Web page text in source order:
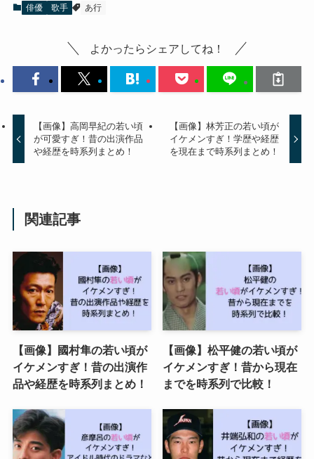
俳優 歌手 あ行
よかったらシェアしてね！
【画像】高岡早紀の若い頃
が可愛すぎ！昔の出演作品
や経歴を時系列まとめ！
【画像】林芳正の若い頃が
イケメンすぎ！学歴や経歴
を現在まで時系列まとめ！
関連記事
【画像】國村隼の若い頃が
イケメンすぎ！昔の出演作
品や経歴を時系列まとめ！
【画像】松平健の若い頃が
イケメンすぎ！昔から現在
までを時系列で比較！